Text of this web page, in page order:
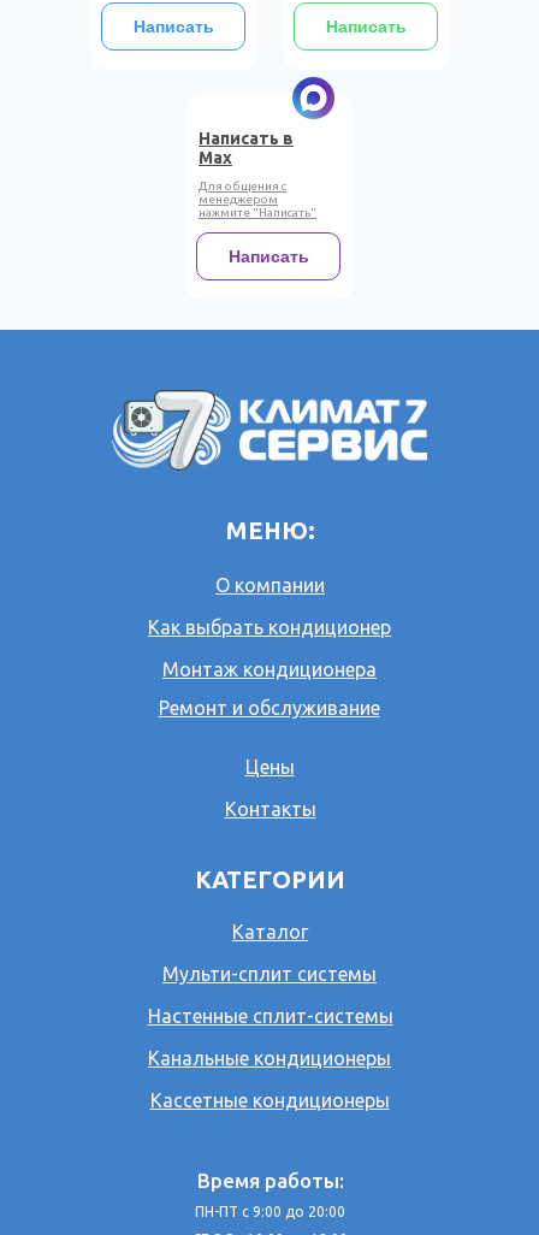
Написать
Написать в
Max
Для общения с
менеджером
нажмите "Написать"
Написать
Написать
Время работы:
ПН-ПТ с 9:00 до 20:00
МЕНЮ:
О компании
Как выбрать кондиционер
Цены
Ремонт и обслуживание
Контакты
Кассетные кондиционеры
Канальные кондиционеры
Настенные сплит-системы
Мульти-сплит системы
Каталог
КАТЕГОРИИ
Монтаж кондиционера